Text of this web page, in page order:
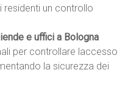
residenti un controllo
e uffici a Bologna
per controllare laccesso
la sicurezza dei